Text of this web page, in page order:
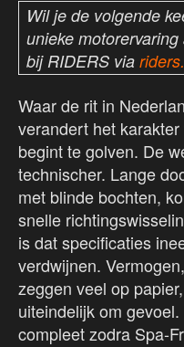
Wil je de volgende
unieke
bij RIDERS via
Waar de rit in
verandert het
begint te golven. De
technischer. Lange
met blinde bochten,
snelle
is dat specificaties
verdwijnen.
zeggen veel op
uiteindelijk om
compleet zodra Spa-